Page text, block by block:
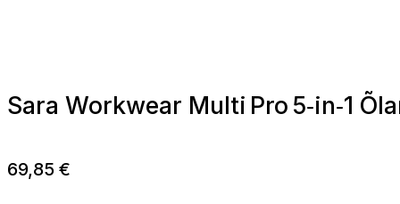
Sara Workwear Multi Pro 5‑in‑1
69,85 €